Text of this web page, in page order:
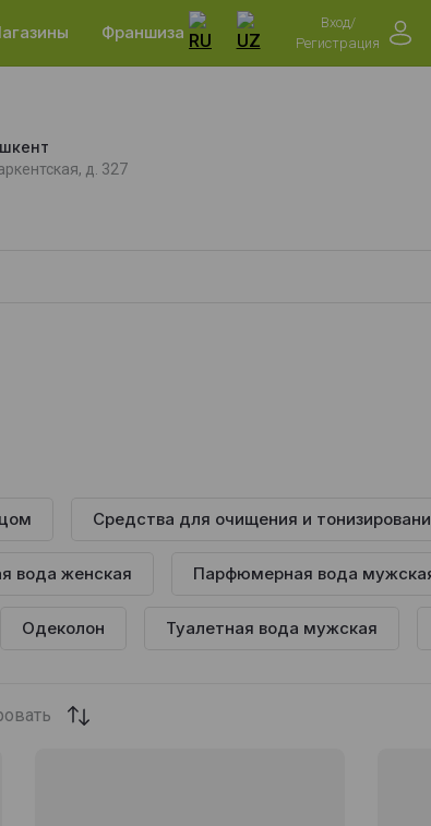
Франшиза
Вход/
Регистрация
д. 327
Средства для очищения и
вода женская Парфюмерная вода
Одеколон Туалетная вода мужская